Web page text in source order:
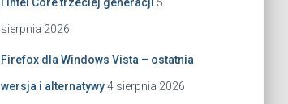
sierpnia 2026
Firefox dla Windows Vista – ostatnia
wersja i alternatywy 4 sierpnia 2026